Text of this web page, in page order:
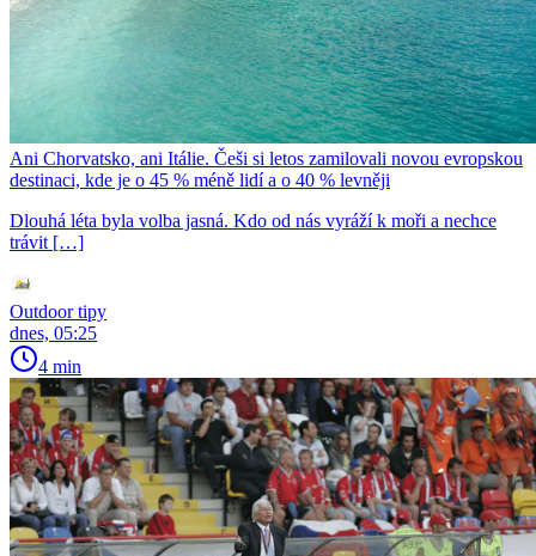
Ani Chorvatsko, ani Itálie. Češi si letos zamilovali novou evropskou
destinaci, kde je o 45 % méně lidí a o 40 % levněji
Dlouhá léta byla volba jasná. Kdo od nás vyráží k moři a nechce
trávit […]
Outdoor tipy
dnes, 05:25
4 min